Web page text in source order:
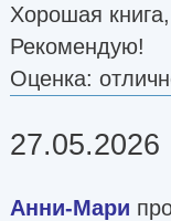
Хорошая
Рекомендую!
Оценка:
27.05.2026
Анни-Мари